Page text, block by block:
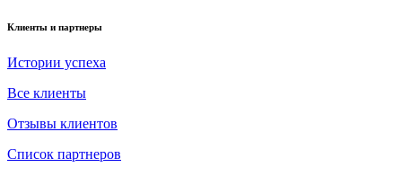
Клиенты и партнеры
Истории успеха
Все клиенты
Отзывы клиентов
Список партнеров